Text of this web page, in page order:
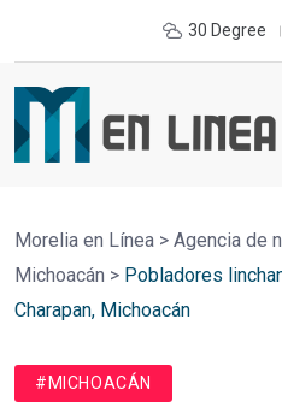
30 Degree
Morelia en Línea > Agencia de
Michoacán > Pobladores
Charapan, Michoacán
#MICHOACÁN